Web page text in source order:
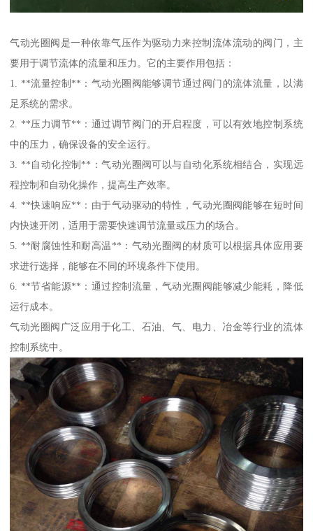
气动光圈阀是一种依靠气压作为驱动力来控制流体流动的阀门，主
要用于调节流体的流量和压力。它的主要作用包括：
1. **流量控制**：气动光圈阀能够调节通过阀门的流体流量，以满
足系统的需求。
2. **压力调节**：通过调节阀门的开启程度，可以有效地控制系统
中的压力，确保设备的安全运行。
3. **自动化控制**：气动光圈阀可以与自动化系统相结合，实现远
程控制和自动化操作，提高生产效率。
4. **快速响应**：由于气动驱动的特性，气动光圈阀能够在短时间
内快速开闭，适用于需要快速调节流量或压力的场合。
5. **耐腐蚀性和耐高温**：气动光圈阀的材质可以根据具体应用要
求进行选择，能够在不同的环境条件下使用。
6. **节省能源**：通过控制流量，气动光圈阀能够减少能耗，降低
运行成本。
气动光圈阀广泛应用于化工、石油、气、电力、冶金等行业的流体
控制系统中。